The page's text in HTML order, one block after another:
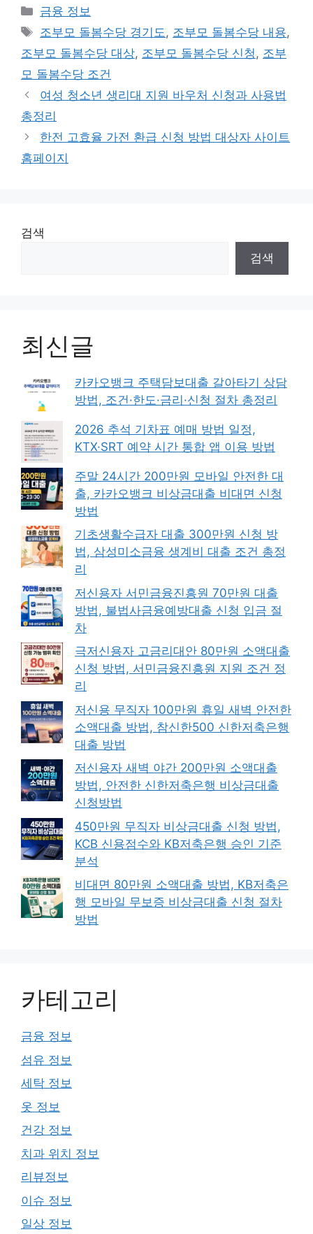
카
테
리
금융 정보
태
그
조부모 돌봄수당 경기도 , 조부모 돌봄수당 내용,
조부모 돌봄수당 대상, 조부모 돌봄수당 신청 , 조부
모 돌봄수당 조건
여성 청소년 생리대 지원 바우처 신청과 사용법
총정리
한전 고효율 가전 환급 신청 방법 대상자 사이트
홈페이지
검색
검색
최신글
카카오뱅크 주택담보대출 갈아타기 상담
방법, 조건·한도·금리·신청 절차 총정리
2026 추석 기차표 예매 방법 일정,
KTX·SRT 예약 시간 통합 앱 이용 방법
주말 24시간 200만원 모바일 안전한 대
출, 카카오뱅크 비상금대출 비대면 신청
방법
기초생활수급자 대출 300만원 신청 방
법, 삼성미소금융 생계비 대출 조건 총정
리
저신용자 서민금융진흥원 70만원 대출
방법, 불법사금융예방대출 신청 입금 절
차
극저신용자 고금리대안 80만원 소액대출
신청 방법, 서민금융진흥원 지원 조건 정
리
저신용 무직자 100만원 휴일 새벽 안전한
소액대출 방법, 참신한500 신한저축은행
대출 방법
저신용자 새벽 야간 200만원 소액대출
방법, 안전한 신한저축은행 비상금대출
신청방법
450만원 무직자 비상금대출 신청 방법,
KCB 신용점수와 KB저축은행 승인 기준
분석
비대면 80만원 소액대출 방법, KB저축은
행 모바일 무보증 비상금대출 신청 절차
방법
카테고리
금융 정보
섬유 정보
세탁 정보
옷 정보
건강 정보
치과 위치 정보
리뷰정보
이슈 정보
일상 정보